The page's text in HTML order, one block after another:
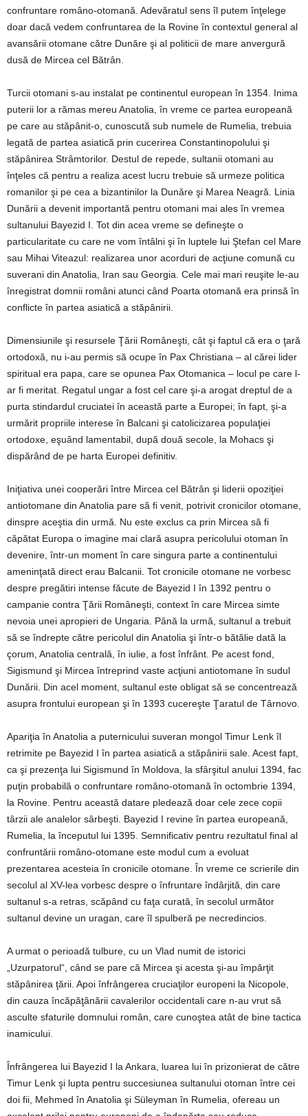
confruntare româno-otomană. Adevăratul sens îl putem înţelege
doar dacă vedem confruntarea de la Rovine în contextul general al
avansării otomane către Dunăre şi al politicii de mare anvergură
dusă de Mircea cel Bătrân.
Turcii otomani s-au instalat pe continentul european în 1354. Inima
puterii lor a rămas mereu Anatolia, în vreme ce partea europeană
pe care au stăpânit-o, cunoscută sub numele de Rumelia, trebuia
legată de partea asiatică prin cucerirea Constantinopolului şi
stăpânirea Strâmtorilor. Destul de repede, sultanii otomani au
înţeles că pentru a realiza acest lucru trebuie să urmeze politica
romanilor şi pe cea a bizantinilor la Dunăre şi Marea Neagră. Linia
Dunării a devenit importantă pentru otomani mai ales în vremea
sultanului Bayezid I. Tot din acea vreme se defineşte o
particularitate cu care ne vom întâlni şi în luptele lui Ştefan cel Mare
sau Mihai Viteazul: realizarea unor acorduri de acţiune comună cu
suverani din Anatolia, Iran sau Georgia. Cele mai mari reuşite le-au
înregistrat domnii români atunci când Poarta otomană era prinsă în
conflicte în partea asiatică a stăpânirii.
Dimensiunile şi resursele Ţării Româneşti, cât şi faptul că era o ţară
ortodoxă, nu i-au permis să ocupe în Pax Christiana – al cărei lider
spiritual era papa, care se opunea Pax Otomanica – locul pe care l-
ar fi meritat. Regatul ungar a fost cel care şi-a arogat dreptul de a
purta stindardul cruciatei în această parte a Europei; în fapt, şi-a
urmărit propriile interese în Balcani şi catolicizarea populaţiei
ortodoxe, eşuând lamentabil, după două secole, la Mohacs şi
dispărând de pe harta Europei definitiv.
Iniţiativa unei cooperări între Mircea cel Bătrân şi liderii opoziţiei
antiotomane din Anatolia pare să fi venit, potrivit cronicilor otomane,
dinspre aceştia din urmă. Nu este exclus ca prin Mircea să fi
căpătat Europa o imagine mai clară asupra pericolului otoman în
devenire, într-un moment în care singura parte a continentului
ameninţată direct erau Balcanii. Tot cronicile otomane ne vorbesc
despre pregătiri intense făcute de Bayezid I în 1392 pentru o
campanie contra Ţării Româneşti, context în care Mircea simte
nevoia unei apropieri de Ungaria. Până la urmă, sultanul a trebuit
să se îndrepte către pericolul din Anatolia şi într-o bătălie dată la
çorum, Anatolia centrală, în iulie, a fost înfrânt. Pe acest fond,
Sigismund şi Mircea întreprind vaste acţiuni antiotomane în sudul
Dunării. Din acel moment, sultanul este obligat să se concentrează
asupra frontului european şi în 1393 cucereşte Ţaratul de Târnovo.
Apariţia în Anatolia a puternicului suveran mongol Timur Lenk îl
retrimite pe Bayezid I în partea asiatică a stăpânirii sale. Acest fapt,
ca şi prezenţa lui Sigismund în Moldova, la sfârşitul anului 1394, fac
puţin probabilă o confruntare româno-otomană în octombrie 1394,
la Rovine. Pentru această datare pledează doar cele zece copii
târzii ale analelor sârbeşti. Bayezid I revine în partea europeană,
Rumelia, la începutul lui 1395. Semnificativ pentru rezultatul final al
confruntării româno-otomane este modul cum a evoluat
prezentarea acesteia în cronicile otomane. În vreme ce scrierile din
secolul al XV-lea vorbesc despre o înfruntare îndârjită, din care
sultanul s-a retras, scăpând cu faţa curată, în secolul următor
sultanul devine un uragan, care îl spulberă pe necredincios.
A urmat o perioadă tulbure, cu un Vlad numit de istorici
„Uzurpatorul“, când se pare că Mircea şi acesta şi-au împărţit
stăpânirea ţării. Apoi înfrângerea cruciaţilor europeni la Nicopole,
din cauza încăpăţânării cavalerilor occidentali care n-au vrut să
asculte sfaturile domnului român, care cunoştea atât de bine tactica
inamicului.
Înfrângerea lui Bayezid I la Ankara, luarea lui în prizonierat de către
Timur Lenk şi lupta pentru succesiunea sultanului otoman între cei
doi fii, Mehmed în Anatolia şi Süleyman în Rumelia, ofereau un